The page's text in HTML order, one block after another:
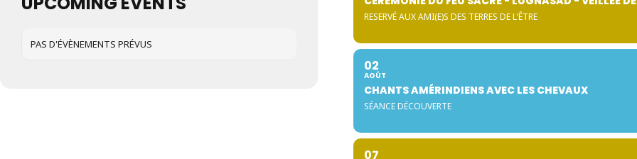
PAS D'ÉVÈNEMENTS PRÉVUS
RESERVÉ AUX AMI(E)S DES TERRES DE L'ÊTRE
02
AOÛT
CHANTS AMÉRINDIENS AVEC LES CHEVAUX
SÉANCE DÉCOUVERTE
07